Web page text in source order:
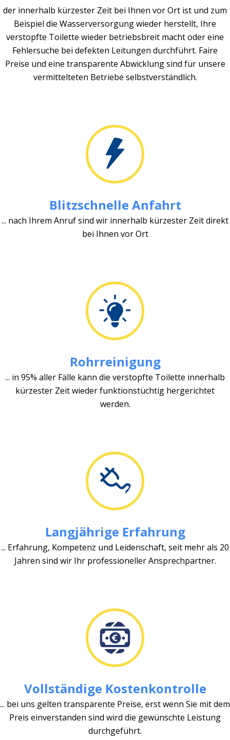
der innerhalb kürzester Zeit bei Ihnen vor Ort ist und zum
Beispiel die Wasserversorgung wieder herstellt, Ihre
verstopfte Toilette wieder betriebsbreit macht oder eine
Fehlersuche bei defekten Leitungen durchführt. Faire
Preise und eine transparente Abwicklung sind für unsere
vermittelteten Betriebe selbstverständlich.
Blitzschnelle Anfahrt
... nach Ihrem Anruf sind wir innerhalb kürzester Zeit direkt
bei Ihnen vor Ort
Rohrreinigung
... in 95% aller Fälle kann die verstopfte Toilette innerhalb
kürzester Zeit wieder funktionstüchtig hergerichtet
werden.
Langjährige Erfahrung
... Erfahrung, Kompetenz und Leidenschaft, seit mehr als 20
Jahren sind wir Ihr professioneller Ansprechpartner.
Vollständige Kostenkontrolle
... bei uns gelten transparente Preise, erst wenn Sie mit dem
Preis einverstanden sind wird die gewünschte Leistung
durchgeführt.